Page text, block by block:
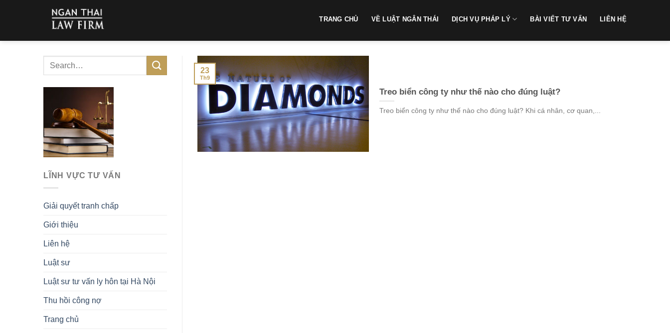
TRANG CHỦ VỀ LUẬT NGÂN THÁI DỊCH VỤ PHÁP LÝ BÀI VIẾT TƯ VẤN LIÊN HỆ
LĨNH VỰC TƯ VẤN
Giải quyết tranh chấp
Giới thiệu
Liên hệ
Luật sư
Luật sư tư vấn ly hôn tại Hà Nội
Thu hồi công nợ
Trang chủ
Treo biển công ty như thế nào cho đúng luật?
Treo biển công ty như thế nào cho đúng luật? Khi cá nhân, cơ quan,...
23
Th9